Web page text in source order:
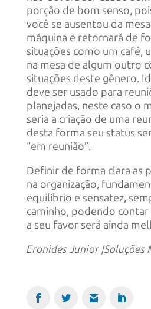
porção de bom senso,
você se ausentou da
máquina e retornará de
situações como um café,
na mesa de algum outro
situações deste gênero.
deve ser usado para
planejadas, neste caso o
seria a criação de uma
desta forma seu status
“em reunião”.
Definir de forma clara as
na organização,
equilíbrio e sensatez,
caminho, podendo
a seu favor será ainda
Eronides Junior |Soluções